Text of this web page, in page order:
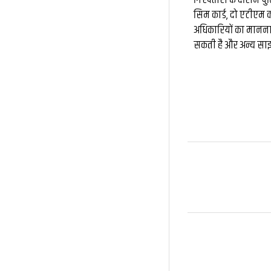
सिम कार्ड, दो
अधिकारियों का
सकती है और अन्य